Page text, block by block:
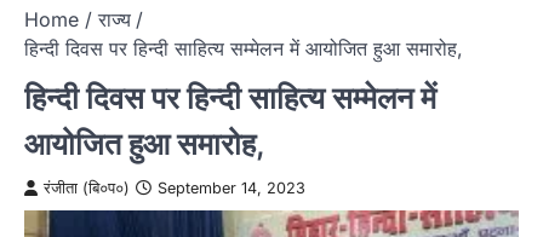
Home
राज्य
हिन्दी दिवस पर हिन्दी साहित्य सम्मेलन में आयोजित हुआ समारोह,
हिन्दी दिवस पर हिन्दी साहित्य सम्मेलन में
आयोजित हुआ समारोह,
रंजीता (बि०प०) September 14, 2023